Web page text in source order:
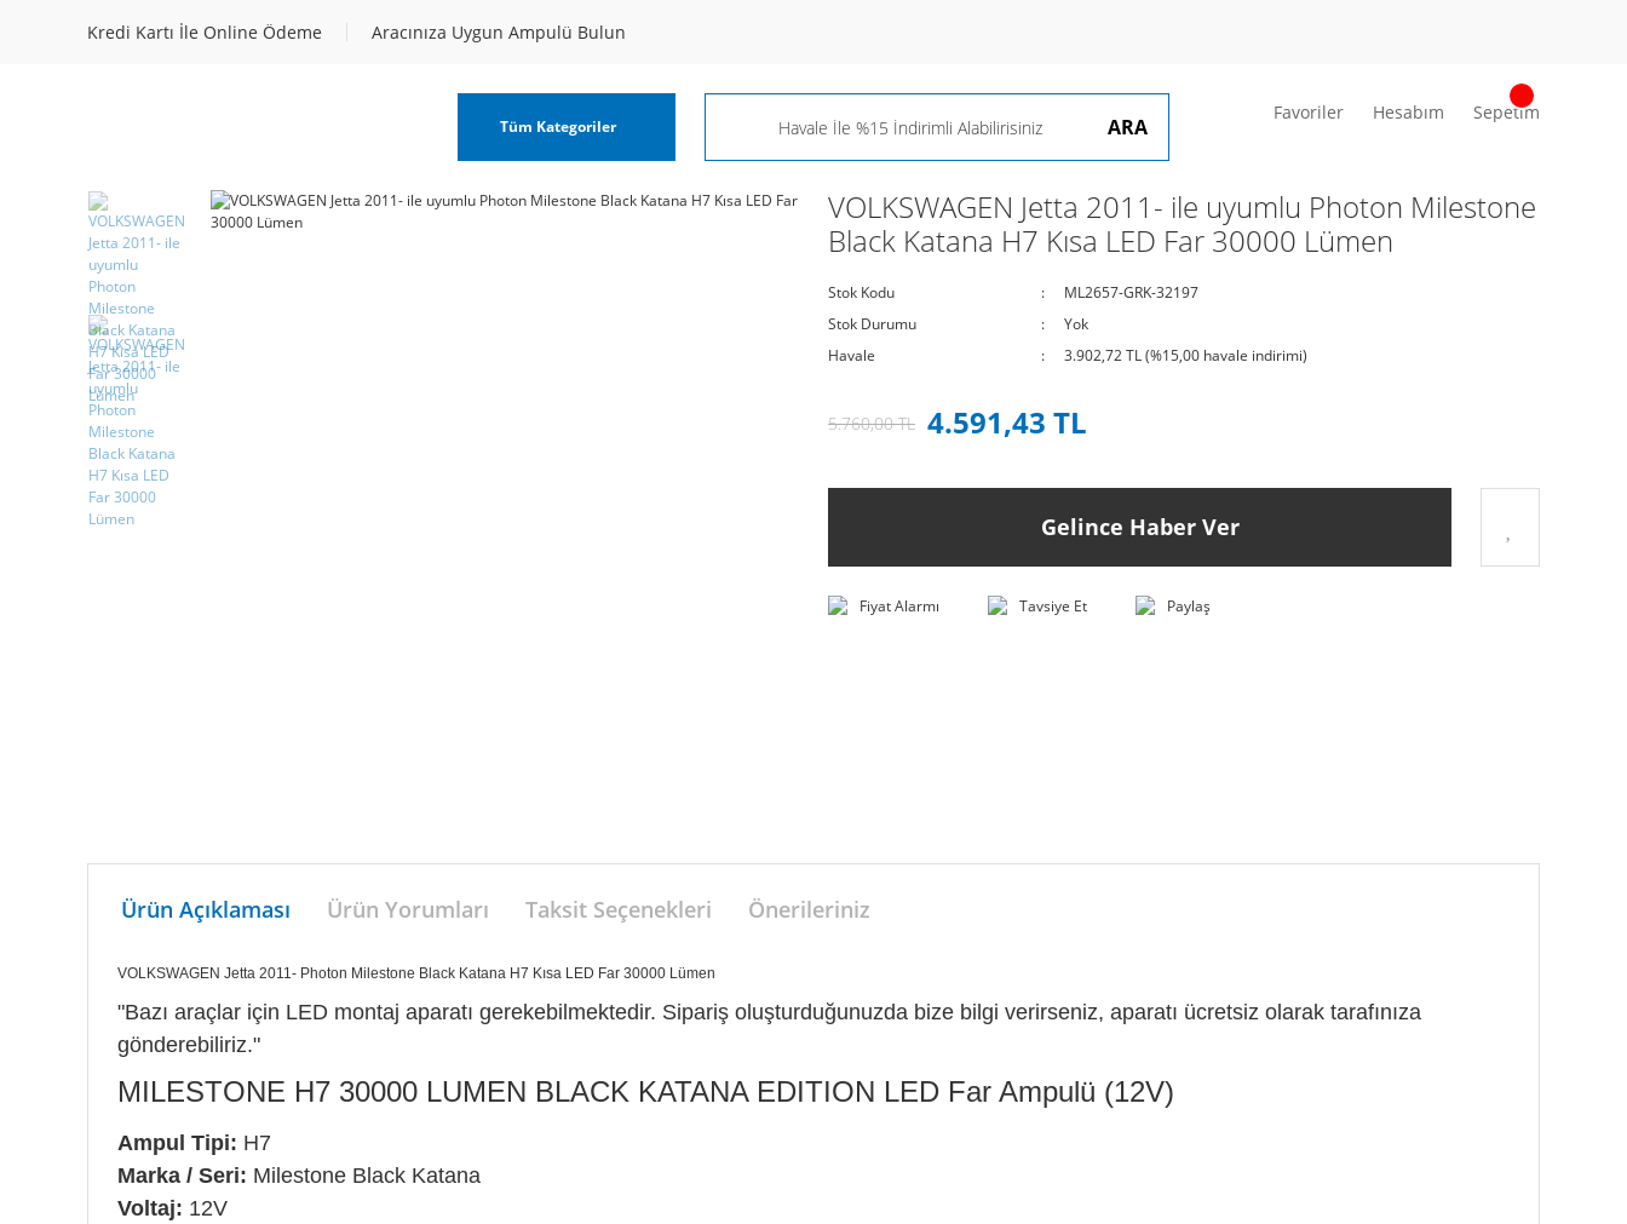
Kredi Kartı İle Online Ödeme Aracınıza Uygun Ampulü Bulun
Tüm Kategoriler ARA
Favoriler Hesabım Sepetim
VOLKSWAGEN Jetta 2011- ile uyumlu Photon Milestone
Black Katana H7 Kısa LED Far 30000 Lümen
Stok Kodu
ML2657-GRK-32197
Stok Durumu
Yok
Havale
3.902,72 TL (%15,00 havale indirimi)
5.760,00 TL 4.591,43 TL
Gelince Haber Ver
Fiyat Alarmı Tavsiye Et Paylaş
Ürün Açıklaması Ürün Yorumları Taksit Seçenekleri Önerileriniz
VOLKSWAGEN Jetta 2011- Photon Milestone Black Katana H7 Kısa LED Far 30000 Lümen
"Bazı araçlar için LED montaj aparatı gerekebilmektedir. Sipariş oluşturduğunuzda bize bilgi verirseniz, aparatı ücretsiz olarak tarafınıza
gönderebiliriz."
MILESTONE H7 30000 LUMEN BLACK KATANA EDITION LED Far Ampulü (12V)
Ampul Tipi: H7
Marka / Seri: Milestone Black Katana
Voltaj: 12V